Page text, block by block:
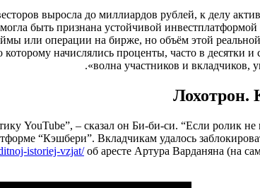
выросла до миллиардов рублей, к делу
быть признана устойчивой
или операции на бирже, но объём этой
начислялись проценты, часто в десятки
волна участников и вкладчиков,
Лохотрон.
YouTube”, – сказал он Би-би-си. “Если ролик
“Кэшбери”. Вкладчикам удалось
istoriej-vzjat/об аресте Артура Варданяна (на